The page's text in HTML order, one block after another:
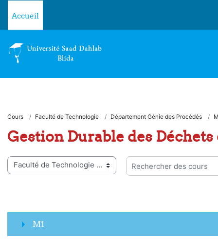
Accueil
Cours Faculté de Technologie Département Génie des Procédés
Gestion Durable des
de cours
Rechercher des cours
M1